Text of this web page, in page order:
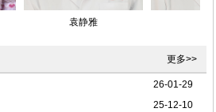
袁静雅
更多>>
26-01-29
25-12-10